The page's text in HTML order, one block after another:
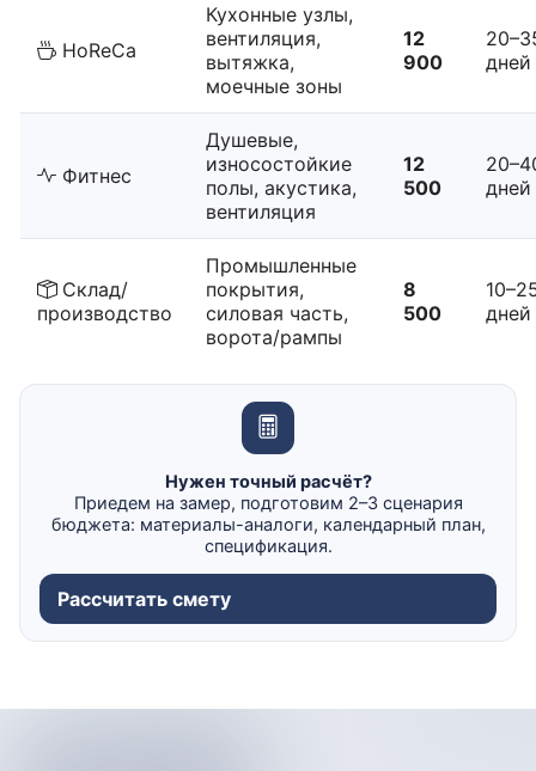
HoReCa
Кухонные узлы,
вентиляция,
вытяжка,
моечные зоны
12
900
дней
Фитнес
Душевые,
износостойкие
полы, акустика,
вентиляция
12
500
дней
Склад/
производство
Промышленные
покрытия,
силовая часть,
ворота/рампы
8
500
дней
Нужен точный расчёт?
Приедем на замер, подготовим 2–3 сценария
бюджета: материалы-аналоги, календарный план,
спецификация.
Рассчитать смету